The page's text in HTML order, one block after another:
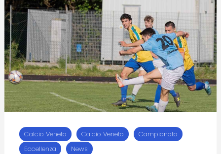
Calcio Veneto Calcio Veneto
Campionato
Eccellenza
News